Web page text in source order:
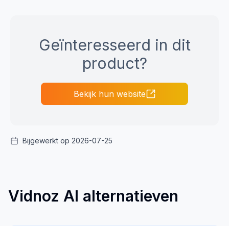
Geïnteresseerd in dit
product?
Bekijk hun website
Bijgewerkt op 2026-07-25
Vidnoz AI alternatieven